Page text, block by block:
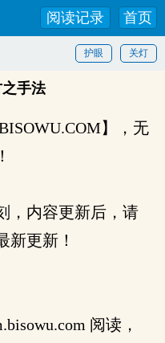
首页
阅读记录
关灯
护眼
手法
】，无
，内容更新后，请
新更新！
阅读，